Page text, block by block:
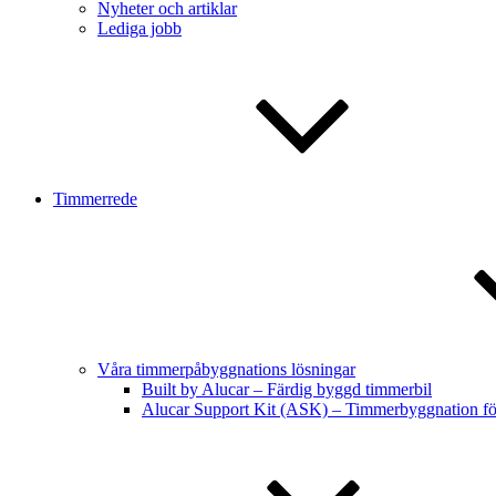
Nyheter och artiklar
Lediga jobb
Timmerrede
Våra timmerpåbyggnations lösningar
Built by Alucar – Färdig byggd timmerbil
Alucar Support Kit (ASK) – Timmerbyggnation